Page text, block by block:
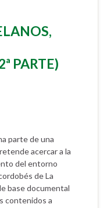
PARTE)
parte de una
acercar a la
del entorno
de La
base documental
contenidos a